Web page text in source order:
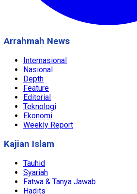
Arrahmah News
Internasional
Nasional
Depth
Feature
Editorial
Teknologi
Ekonomi
Weekly Report
Kajian Islam
Tauhid
Syariah
Fatwa & Tanya Jawab
Hadits